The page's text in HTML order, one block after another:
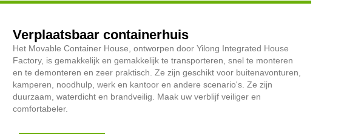
Verplaatsbaar containerhuis
Het Movable Container House, ontworpen door Yilong Integrated House
Factory, is gemakkelijk en gemakkelijk te transporteren, snel te monteren
en te demonteren en zeer praktisch. Ze zijn geschikt voor buitenavonturen,
kamperen, noodhulp, werk en kantoor en andere scenario's. Ze zijn
duurzaam, waterdicht en brandveilig. Maak uw verblijf veiliger en
comfortabeler.